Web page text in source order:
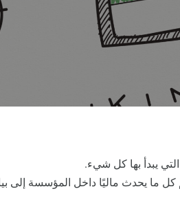
التي يبدأ بها كل شيء.
كل ما يحدث ماليًا داخل المؤسسة إلى